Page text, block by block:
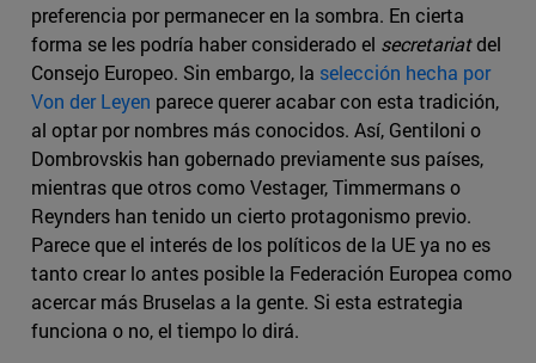
preferencia por permanecer en la sombra. En cierta
forma se les podría haber considerado el secretariatdel
Consejo Europeo. Sin embargo, la selección hecha por
Von der Leyen parece querer acabar con esta tradición,
al optar por nombres más conocidos. Así, Gentiloni o
Dombrovskis han gobernado previamente sus países,
mientras que otros como Vestager, Timmermans o
Reynders han tenido un cierto protagonismo previo.
Parece que el interés de los políticos de la UE ya no es
tanto crear lo antes posible la Federación Europea como
acercar más Bruselas a la gente. Si esta estrategia
funciona o no, el tiempo lo dirá.